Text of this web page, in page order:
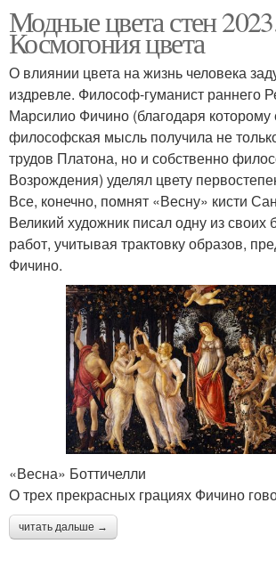
Модные цвета стен
Космогония цвета
О влиянии цвета на жизнь человека
издревле. Философ-гуманист раннего
Марсилио Фичино (благодаря которому
философская мысль получила не
трудов Платона, но и собственно
Возрождения) уделял цвету
Все, конечно, помнят «Весну» кисти
Великий художник писал одну из своих
работ, учитывая трактовку образов,
Фичино.
«Весна» Боттичелли
О трех прекрасных грациях Фичино
читать дальше →